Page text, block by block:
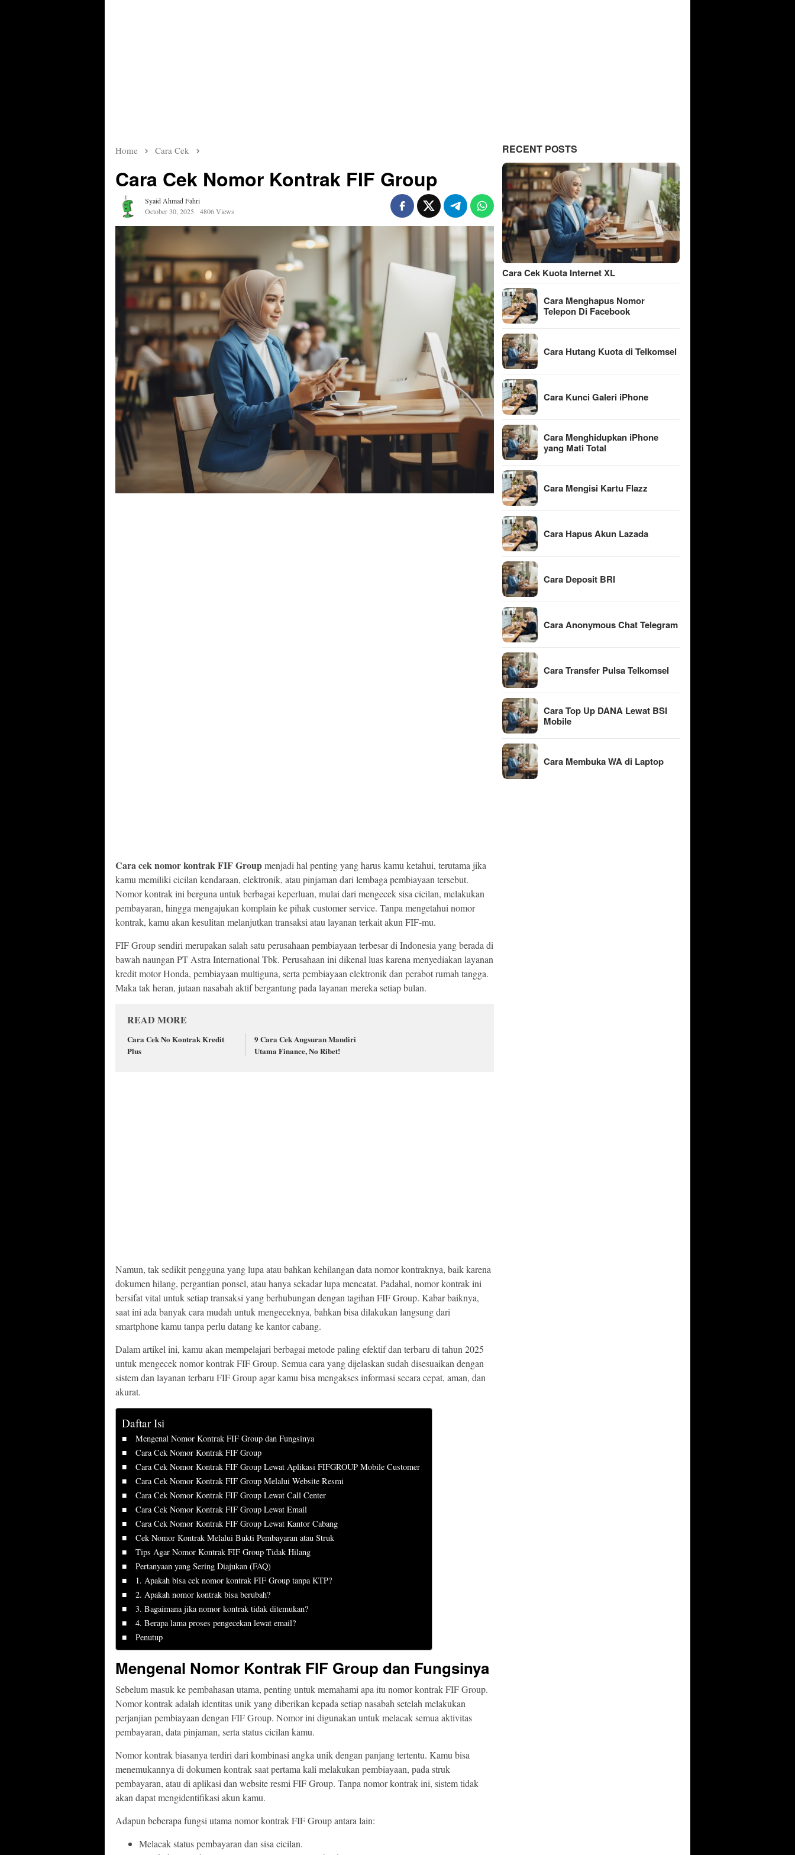
Home Cara Cek
Cara Cek Nomor Kontrak FIF Group
Syaid Ahmad Fahri
October 30, 2025
4806 Views
Cara cek nomor kontrak FIF Groupmenjadi hal penting yang harus kamu ketahui, terutama jika
kamu memiliki cicilan kendaraan, elektronik, atau pinjaman dari lembaga pembiayaan tersebut.
Nomor kontrak ini berguna untuk berbagai keperluan, mulai dari mengecek sisa cicilan, melakukan
pembayaran, hingga mengajukan komplain ke pihak customer service. Tanpa mengetahui nomor
kontrak, kamu akan kesulitan melanjutkan transaksi atau layanan terkait akun FIF-mu.
FIF Group sendiri merupakan salah satu perusahaan pembiayaan terbesar di Indonesia yang berada di
bawah naungan PT Astra International Tbk. Perusahaan ini dikenal luas karena menyediakan layanan
kredit motor Honda, pembiayaan multiguna, serta pembiayaan elektronik dan perabot rumah tangga.
Maka tak heran, jutaan nasabah aktif bergantung pada layanan mereka setiap bulan.
READ MORE
Cara Cek No Kontrak Kredit
Plus
9 Cara Cek Angsuran Mandiri
Utama Finance, No Ribet!
Namun, tak sedikit pengguna yang lupa atau bahkan kehilangan data nomor kontraknya, baik karena
dokumen hilang, pergantian ponsel, atau hanya sekadar lupa mencatat. Padahal, nomor kontrak ini
bersifat vital untuk setiap transaksi yang berhubungan dengan tagihan FIF Group. Kabar baiknya,
saat ini ada banyak cara mudah untuk mengeceknya, bahkan bisa dilakukan langsung dari
smartphone kamu tanpa perlu datang ke kantor cabang.
Dalam artikel ini, kamu akan mempelajari berbagai metode paling efektif dan terbaru di tahun 2025
untuk mengecek nomor kontrak FIF Group. Semua cara yang dijelaskan sudah disesuaikan dengan
sistem dan layanan terbaru FIF Group agar kamu bisa mengakses informasi secara cepat, aman, dan
akurat.
Daftar Isi
Mengenal Nomor Kontrak FIF Group dan Fungsinya
Cara Cek Nomor Kontrak FIF Group
Cara Cek Nomor Kontrak FIF Group Lewat Aplikasi FIFGROUP Mobile Customer
Cara Cek Nomor Kontrak FIF Group Melalui Website Resmi
Cara Cek Nomor Kontrak FIF Group Lewat Call Center
Cara Cek Nomor Kontrak FIF Group Lewat Email
Cara Cek Nomor Kontrak FIF Group Lewat Kantor Cabang
Cek Nomor Kontrak Melalui Bukti Pembayaran atau Struk
Tips Agar Nomor Kontrak FIF Group Tidak Hilang
Pertanyaan yang Sering Diajukan (FAQ)
1. Apakah bisa cek nomor kontrak FIF Group tanpa KTP?
2. Apakah nomor kontrak bisa berubah?
3. Bagaimana jika nomor kontrak tidak ditemukan?
4. Berapa lama proses pengecekan lewat email?
Penutup
Mengenal Nomor Kontrak FIF Group dan Fungsinya
Sebelum masuk ke pembahasan utama, penting untuk memahami apa itu nomor kontrak FIF Group.
Nomor kontrak adalah identitas unik yang diberikan kepada setiap nasabah setelah melakukan
perjanjian pembiayaan dengan FIF Group. Nomor ini digunakan untuk melacak semua aktivitas
pembayaran, data pinjaman, serta status cicilan kamu.
Nomor kontrak biasanya terdiri dari kombinasi angka unik dengan panjang tertentu. Kamu bisa
menemukannya di dokumen kontrak saat pertama kali melakukan pembiayaan, pada struk
pembayaran, atau di aplikasi dan website resmi FIF Group. Tanpa nomor kontrak ini, sistem tidak
akan dapat mengidentifikasi akun kamu.
Adapun beberapa fungsi utama nomor kontrak FIF Group antara lain:
Melacak status pembayaran dan sisa cicilan.
RECENT POSTS
Cara Cek Kuota Internet XL
Cara Menghapus Nomor
Telepon Di Facebook
Cara Hutang Kuota di Telkomsel
Cara Kunci Galeri iPhone
Cara Menghidupkan iPhone
yang Mati Total
Cara Mengisi Kartu Flazz
Cara Hapus Akun Lazada
Cara Deposit BRI
Cara Anonymous Chat Telegram
Cara Transfer Pulsa Telkomsel
Cara Top Up DANA Lewat BSI
Mobile
Cara Membuka WA di Laptop